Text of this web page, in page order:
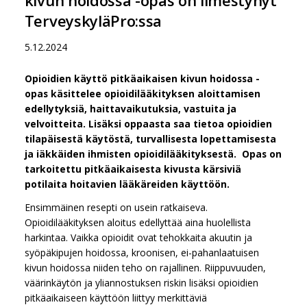
TerveyskyläPro:ssa
5.12.2024
Opioidien käyttö pitkäaikaisen kivun hoidossa -
opas käsittelee opioidilääkityksen aloittamisen
edellytyksiä, haittavaikutuksia, vastuita ja
velvoitteita. Lisäksi oppaasta saa tietoa opioidien
tilapäisestä käytöstä, turvallisesta lopettamisesta
ja iäkkäiden ihmisten opioidilääkityksestä. Opas on
tarkoitettu pitkäaikaisesta kivusta kärsiviä
potilaita hoitavien lääkäreiden käyttöön.
Ensimmäinen resepti on usein ratkaiseva.
Opioidilääkityksen aloitus edellyttää aina huolellista
harkintaa. Vaikka opioidit ovat tehokkaita akuutin ja
syöpäkipujen hoidossa, kroonisen, ei-pahanlaatuisen
kivun hoidossa niiden teho on rajallinen. Riippuvuuden,
väärinkäytön ja yliannostuksen riskin lisäksi opioidien
pitkäaikaiseen käyttöön liittyy merkittäviä